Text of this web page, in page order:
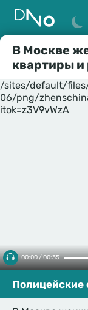
В Москве
квартиры и
/sites/default/
06/png/
itok=z3V9vWzA
00:00 / 00:35
Полицейские